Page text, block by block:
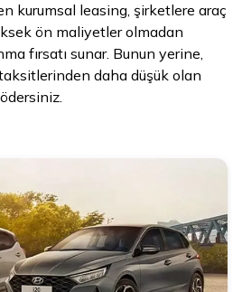
kurumsal leasing, şirketlere araç
ön maliyetler olmadan
fırsatı sunar. Bunun yerine,
daha düşük olan